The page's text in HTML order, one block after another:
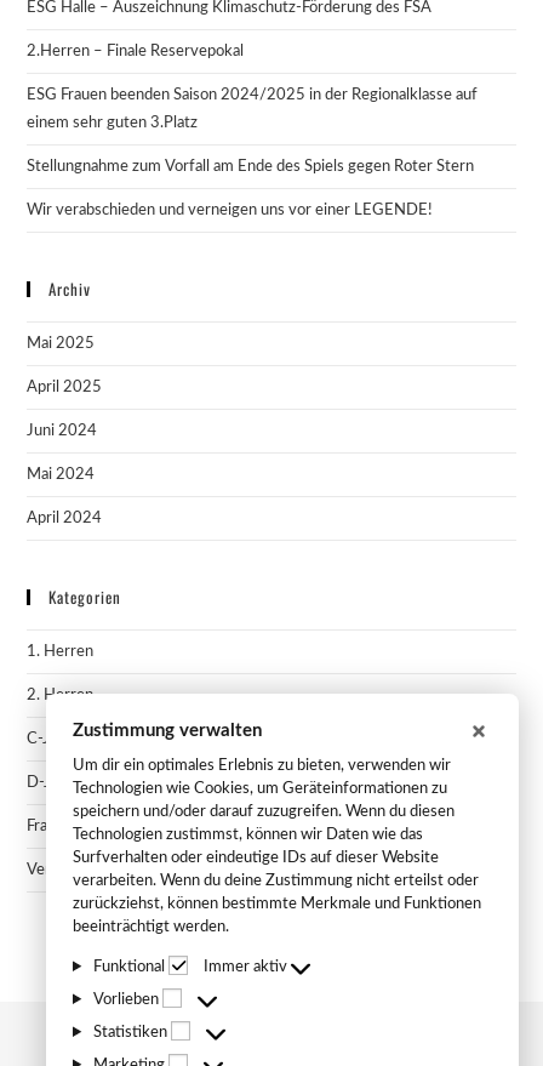
Zustimmung verwalten
Um dir ein optimales Erlebnis zu bieten, verwenden wir
Technologien wie Cookies, um Geräteinformationen zu
speichern und/oder darauf zuzugreifen. Wenn du diesen
Technologien zustimmst, können wir Daten wie das
Surfverhalten oder eindeutige IDs auf dieser Website
verarbeiten. Wenn du deine Zustimmung nicht erteilst oder
zurückziehst, können bestimmte Merkmale und Funktionen
beeinträchtigt werden.
Funktional Immer aktiv
Vorlieben
Statistiken
ESG Halle – Auszeichnung Klimaschutz-Förderung des FSA
2.Herren – Finale Reservepokal
ESG Frauen beenden Saison 2024/2025 in der Regionalklasse auf
einem sehr guten 3.Platz
Stellungnahme zum Vorfall am Ende des Spiels gegen Roter Stern
Wir verabschieden und verneigen uns vor einer LEGENDE!
Archiv
Mai 2025
April 2025
Juni 2024
Mai 2024
April 2024
Kategorien
1. Herren
2. Herren
C-Jugend
D-Jugend
Frauen
Vereinsnews